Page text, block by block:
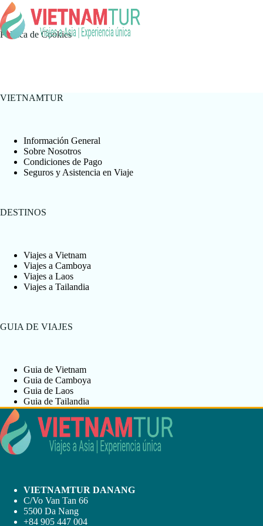
Política de Cookies
VIETNAMTUR
Información General
Sobre Nosotros
Condiciones de Pago
Seguros y Asistencia en Viaje
DESTINOS
Viajes a Vietnam
Viajes a Camboya
Viajes a Laos
Viajes a Tailandia
GUIA DE VIAJES
Guia de Vietnam
Guia de Camboya
Guia de Laos
Guia de Tailandia
VIETNAMTUR DANANG
C/Vo Van Tan 66
5500 Da Nang
+84 905 447 004